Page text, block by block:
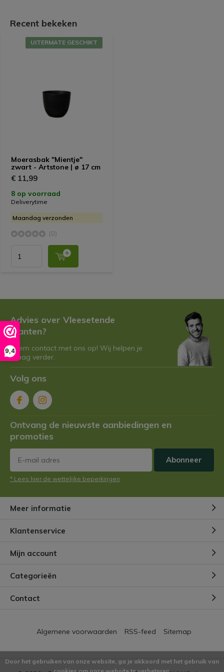
9,4
Recent bekeken
Moerasbak "Mientje"
zwart - Artstone | ø 17 cm
UITERMATE GESCHIKT
€ 11,99
8 op voorraad
Deliverytime
Maandag verzonden
(0)
Advies over Vleesetende
Planten?
Neem contact met ons op! Wij helpen je
graag verder.
Volg ons
Ontvang de nieuwste aanbiedingen en
promoties
Abonneer
* Lees hier de wettelijke beperkingen
Meer informatie
Klantenservice
Mijn account
Categorieën
Contact
Algemene voorwaarden RSS-feed Sitemap
Door het gebruiken van onze website, ga je akkoord met het gebruik van